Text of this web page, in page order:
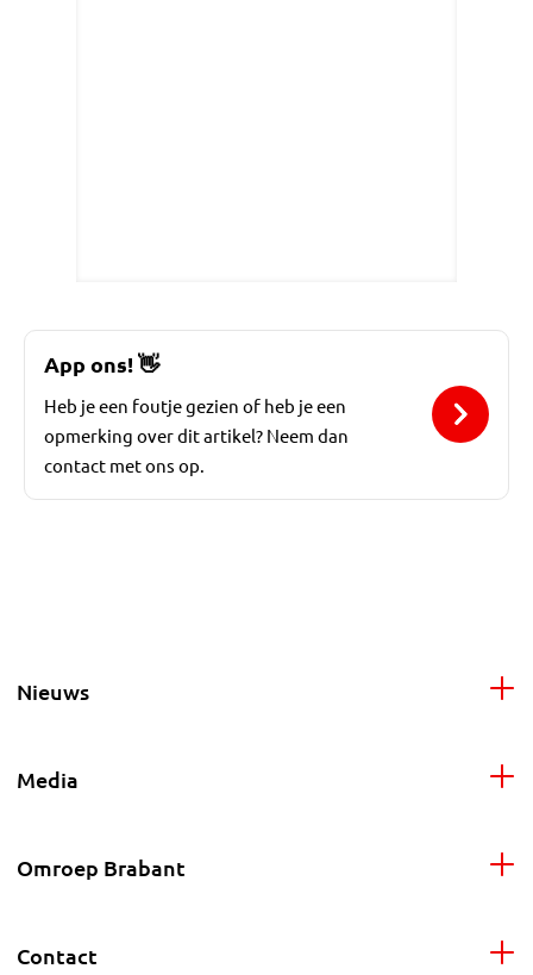
App ons!👋
Heb je een foutje gezien of heb je een
opmerking over dit artikel? Neem dan
contact met ons op.
Nieuws
Media
Omroep Brabant
Contact